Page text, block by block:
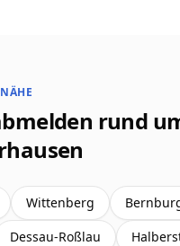
rund
Wittenberg
Dessau-Roßlau